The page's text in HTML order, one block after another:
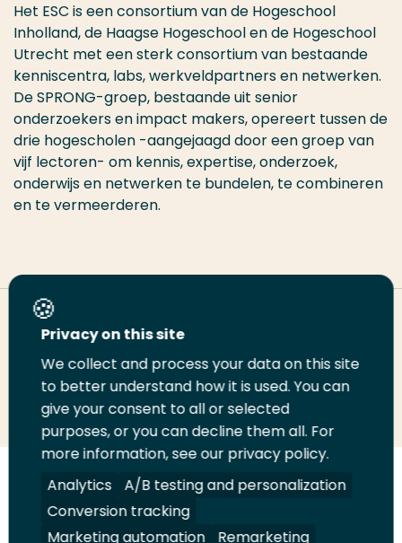
Het ESC is een consortium van de Hogeschool
Inholland, de Haagse Hogeschool en de Hogeschool
Utrecht met een sterk consortium van bestaande
kenniscentra, labs, werkveldpartners en netwerken.
De SPRONG-groep, bestaande uit senior
onderzoekers en impact makers, opereert tussen de
drie hogescholen -aangejaagd door een groep van
vijf lectoren- om kennis, expertise, onderzoek,
onderwijs en netwerken te bundelen, te combineren
en te vermeerderen.
Deel deze pagina
Deel
LinkedIn
Deel
op
Twitter
Deel
op
Facebook
Email
deze
pagina
Print
deze
pagina
Volg
ons
op
Volg
ons
op
Volg
ons
op
Volg
ons
op
Juridisch Security A-Z Index Contact
Privacy on this site
We collect and process your data on this site
to better understand how it is used. You can
give your consent to all or selected
purposes, or you can decline them all. For
more information, see our privacy policy.
Analytics
A/B testing and personalization
Conversion tracking
Marketing automation
Remarketing